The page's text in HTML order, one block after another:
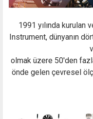
1991 yılında kurulan
Instrument, dünyanın
olmak üzere 50'den
önde gelen çevresel